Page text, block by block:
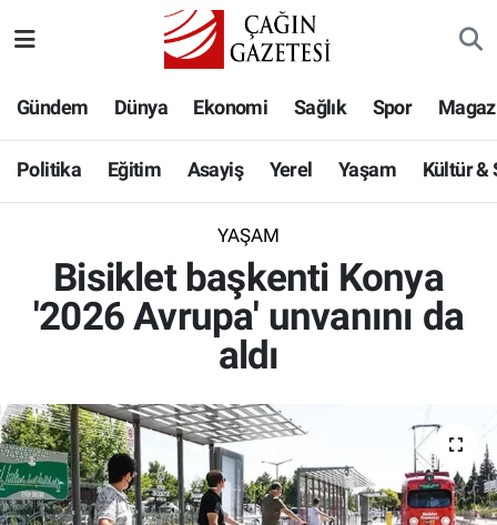
Gündem Dünya Ekonomi Sağlık Spor
Politika Eğitim Asayiş Yerel Yaşam Kültür &
YAŞAM
Bisiklet başkenti Konya
'2026 Avrupa' unvanını da
aldı
Eğitim
Asayiş
Yaşam
Bilim-Teknoloji
Köşe Yazıları
Hava Durumu
Namaz Vakitleri
Süper Lig Puan Durumu ve Fikstür
Son Dakika Haberleri
Haber Arşivi